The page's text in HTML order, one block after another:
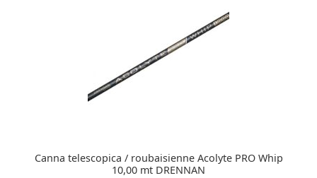
Canna telescopica / roubaisienne Acolyte PRO Whip
10,00 mt DRENNAN